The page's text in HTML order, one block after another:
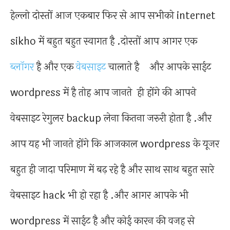
हेल्लो दोस्तों आज एकबार फिर से आप सभीको internet
sikho में बहुत बहुत स्वागत है .दोस्तों आप आगर एक
ब्लॉगरहै और एकवेबसाइटचालाते है और आपके साईट
wordpress में है तोह आप जानते ही होंगे की आपने
वेबसाइट रेगुलर backup लेना कितना जरुरी होता है .और
आप यह भी जानते होंगे कि आजकाल wordpress के यूजर
बहुत ही जादा परिमाण में बढ़ रहे है और साथ साथ बहुत सारे
वेबसाइट hack भी हो रहा है .और आगर आपके भी
wordpress में साईट है और कोई कारन की वजह से